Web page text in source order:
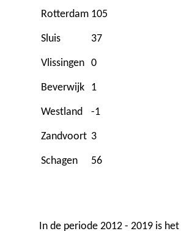
Rotterdam 105
Sluis 37
Vlissingen 0
Beverwijk 1
Westland -1
Zandvoort 3
Schagen 56
In de periode 2012 - 2019 is